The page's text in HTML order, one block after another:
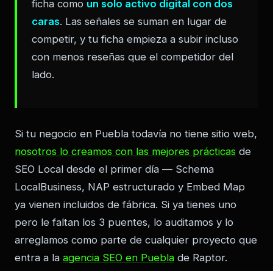
ficha como un solo activo digital con dos
caras. Las señales se suman en lugar de
competir, y tu ficha empieza a subir incluso
con menos reseñas que el competidor del
lado.
Si tu negocio en Puebla todavía no tiene sitio web,
nosotros lo creamos con las mejores prácticas de
SEO Local desde el primer día — Schema
LocalBusiness, NAP estructurado y Embed Map
ya vienen incluidos de fábrica. Si ya tienes uno
pero le faltan los 3 puentes, lo auditamos y lo
arreglamos como parte de cualquier proyecto que
entra a la agencia SEO en Puebla de Raptor.